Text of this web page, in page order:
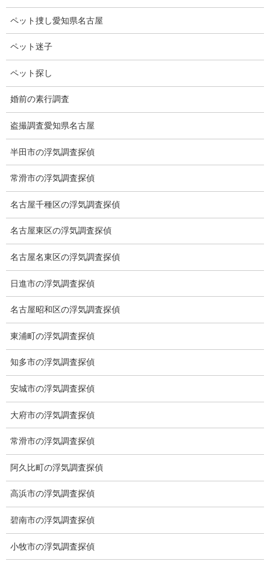
GPSは電波
しません。
しかし周波数を
出すGPSがあります。
盗聴器や盗撮器の調査機器ではGPSを発見することはできません
GPS発見調査を行う探偵社もあります。
勿論、お客様を欺く、フェイクですから発見できません。
従ってGPS、盗聴器、盗撮器のそれぞれに合わせて調査機器を分
ける必要があります。
弊社は適材適所の専用機器を数多く揃えております。
GPS発見調査の調査時間は車両によって変わります。
が１時間～1時間半ほど時間をいただいております。
盗聴器発見調査でも言えることですが、受信機やアンテナを壁な
はNGです。
狭い部屋の中で、八木アンテナを使うこともパフォーマンスで
す。
盗撮器発見調査においても専用の機器を使わず、電波を傍受する
ことはできません。
特に周波数の出ない盗撮器は専用の機器を使い、根気よく探査す
る必要があります。
電磁波測定調査は盗聴器発見、盗撮器発見より調査時間を要しま
す。
従ってGPS発見、盗聴器発見、盗撮器発見、電磁波調査はそれな
りの調査時間がかかりますので、ご依頼の際は余裕を持って調査
時間をいただきたいと存じます。
調査機器の一例
ペット捜し愛知県名古屋
ペット迷子
ペット探し
婚前の素行調査
盗撮調査愛知県名古屋
半田市の浮気調査探偵
常滑市の浮気調査探偵
名古屋千種区の浮気調査探偵
名古屋東区の浮気調査探偵
名古屋名東区の浮気調査探偵
日進市の浮気調査探偵
名古屋昭和区の浮気調査探偵
東浦町の浮気調査探偵
知多市の浮気調査探偵
安城市の浮気調査探偵
大府市の浮気調査探偵
常滑市の浮気調査探偵
阿久比町の浮気調査探偵
高浜市の浮気調査探偵
碧南市の浮気調査探偵
小牧市の浮気調査探偵